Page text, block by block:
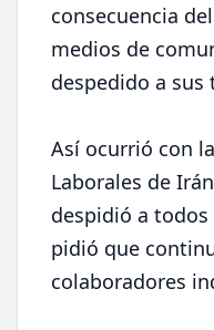
consecuencia
medios de
despedido a sus
Así ocurrió con
Laborales de
despidió a
pidió que
colaboradores